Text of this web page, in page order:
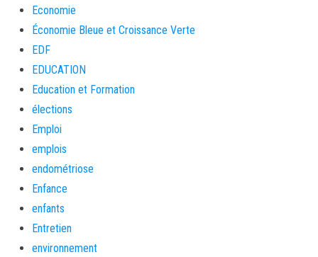
Economie
Économie Bleue et Croissance Verte
EDF
EDUCATION
Education et Formation
élections
Emploi
emplois
endométriose
Enfance
enfants
Entretien
environnement